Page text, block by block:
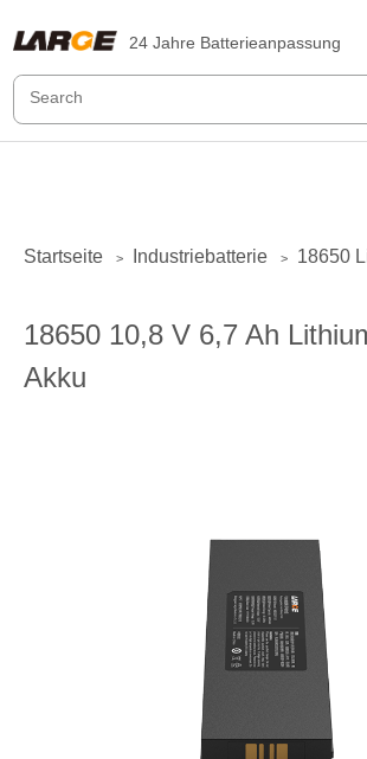
24 Jahre Batterieanpassung
Startseite > Industriebatterie > 18650
18650 10,8 V 6,7 Ah
Akku